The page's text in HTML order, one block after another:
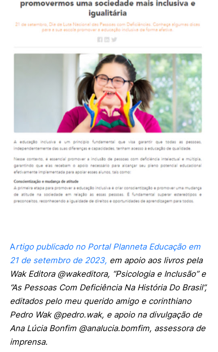
Artigo publicado no Portal Planneta Educação em
21 de setembro de 2023, em apoio aos livros pela
Wak Editora @wakeditora, “Psicologia e Inclusão” e
“As Pessoas Com Deficiência Na História Do Brasil”,
editados pelo meu querido amigo e corinthiano
Pedro Wak @pedro.wak, e apoio na divulgação de
Ana Lúcia Bonfim @analucia.bomfim, assessora de
imprensa.